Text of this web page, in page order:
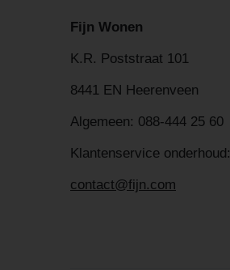
Fijn Wonen
K.R. Poststraat 101
8441 EN Heerenveen
Algemeen: 088-444 25 60
Klantenservice onderhoud:
contact@fijn.com